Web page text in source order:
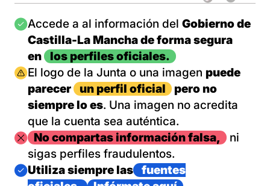
Imagen
Accede a al información del Gobierno de
Castilla-La Mancha de forma segura
en
los perfiles oficiales.
Imagen
El logo de la Junta o una imagen puede
parecer
un perfil oficial
pero no
siempre lo es. Una imagen no acredita
que la cuenta sea auténtica.
ImagenNo compartas información falsa,
ni
sigas perfiles fraudulentos.
Imagen
Utiliza siempre las
fuentes